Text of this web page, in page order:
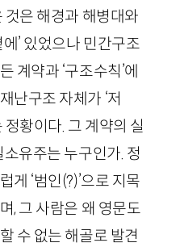
것은 해경과 해병대와
’ 있었으나 민간구조
계약과 ‘구조수칙’에
난구조 자체가 ‘저
황이다. 그 계약의 실
유주는 누구인가. 정
게 ‘범인(?)’으로 지목
, 그 사람은 왜 영문도
수 없는 해골로 발견